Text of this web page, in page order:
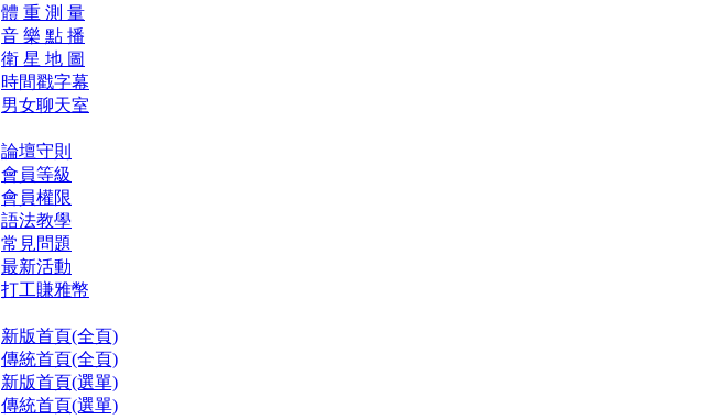
體 重 測 量
音 樂 點 播
衛 星 地 圖
時間戳字幕
男女聊天室
論壇守則
會員等級
會員權限
語法教學
常見問題
最新活動
打工賺雅幣
新版首頁(全頁)
傳統首頁(全頁)
新版首頁(選單)
傳統首頁(選單)